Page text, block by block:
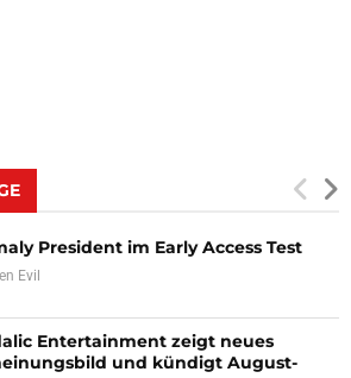
President im Early Access Test
Evil
Entertainment zeigt neues
und kündigt August-